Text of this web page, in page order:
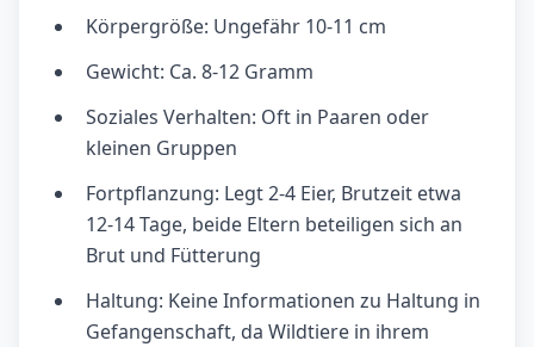
Körpergröße: Ungefähr 10-11 cm
Gewicht: Ca. 8-12 Gramm
Soziales Verhalten: Oft in Paaren oder
kleinen Gruppen
Fortpflanzung: Legt 2-4 Eier, Brutzeit etwa
12-14 Tage, beide Eltern beteiligen sich an
Brut und Fütterung
Haltung: Keine Informationen zu Haltung in
Gefangenschaft, da Wildtiere in ihrem